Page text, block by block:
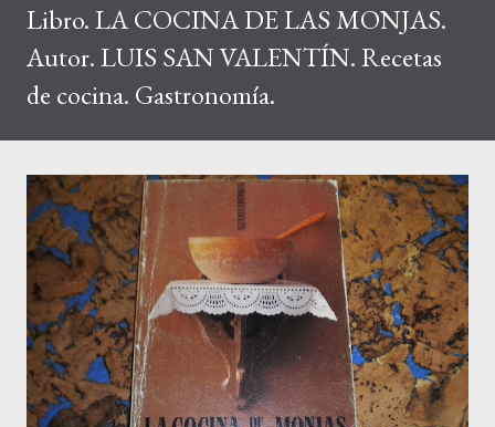
Libro. LA COCINA DE LAS MONJAS.
Autor. LUIS SAN VALENTÍN. Recetas
de cocina. Gastronomía.